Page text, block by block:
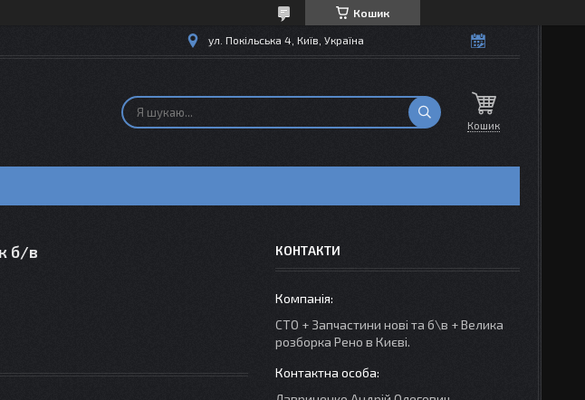
Кошик
ул. Покільська 4, Київ, Україна
Кошик
б/в КОНТАКТИ
СТО + Запчастини нові та б\в + Велика
розборка Рено в Києві.